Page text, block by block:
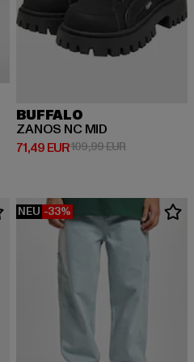
44,99 EUR
BUFFALO
ZANOS NC MID
71,49 EUR
Derzeitiger Preis: 71,49 EUR
109,99 EURAktionspreis:
NEU -33%